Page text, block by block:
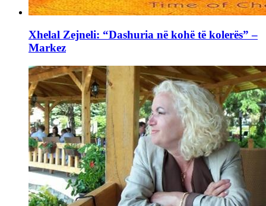
Xhelal Zejneli: “Dashuria në kohë të kolerës” –
Markez